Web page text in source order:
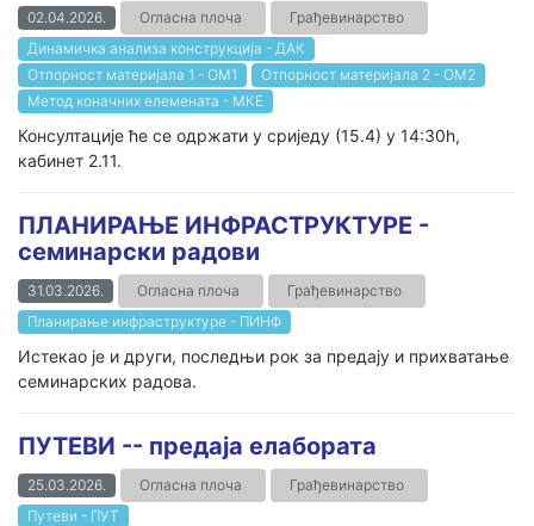
02.04.2026. Огласна плоча
Грађевинарство
Динамичка анализа конструкција - ДАК
Отпорност материјала 1 - ОМ1
Отпорност материјала 2 - ОМ2
Метод коначних елемената - МКЕ
Консултације ће се одржати у сриједу (15.4) у 14:30h,
кабинет 2.11.
ПЛАНИРАЊЕ ИНФРАСТРУКТУРЕ -
семинарски радови
31.03.2026. Огласна плоча
Грађевинарство
Планирање инфраструктуре - ПИНФ
Истекао је и други, последњи рок за предају и прихватање
семинарских радова.
ПУТЕВИ -- предаја елабората
25.03.2026. Огласна плоча
Грађевинарство
Путеви - ПУТ